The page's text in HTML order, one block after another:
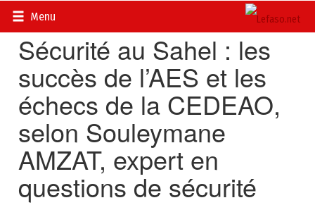
Menu
Accueil>
Sécurité au Sahel : les
succès de l’AES et les
échecs de la CEDEAO,
selon Souleymane
AMZAT, expert en
questions de sécurité